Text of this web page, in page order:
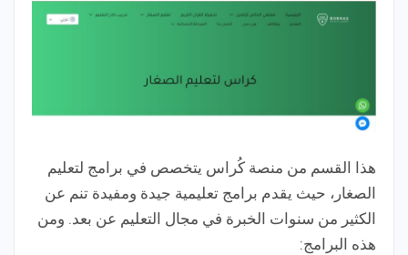
هذا القسم من منصة كُراس يتخصص في برامج لتعليم
الصغار، حيث يقدم برامج تعليمية جيدة ومفيدة تنم عن
الكثير من سنوات الخبرة في مجال التعليم عن بعد. ومن
هذه البرامج: